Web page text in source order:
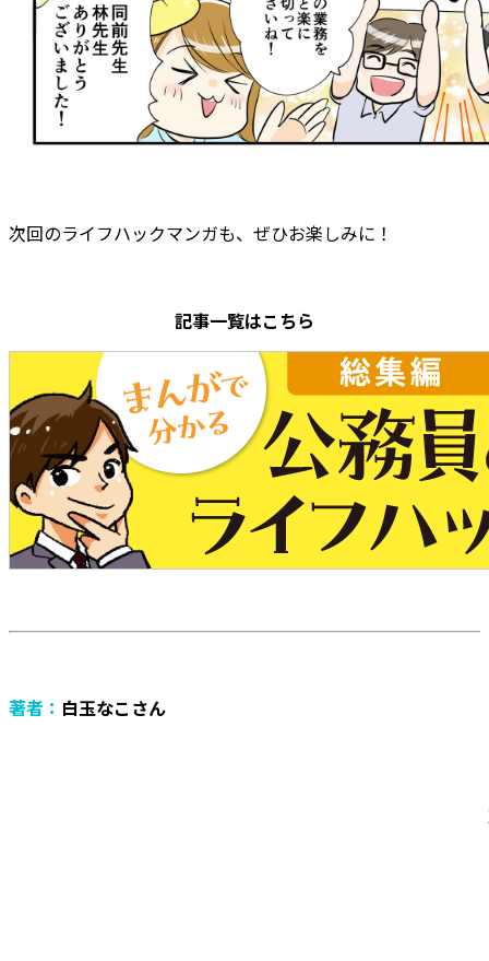
次回のライフハックマンガも、ぜひお楽しみに！
記事一覧はこちら
著者： 白玉なこさん